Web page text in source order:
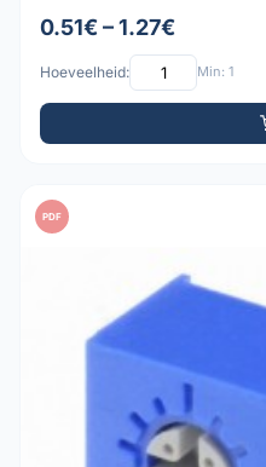
0.51€ – 1.27€
Hoeveelheid: Min: 1
PDF